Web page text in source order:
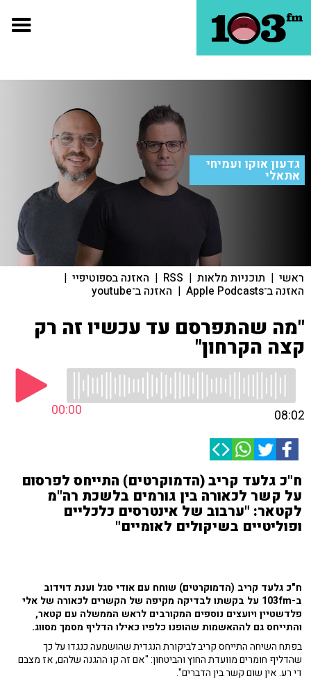
גדעון אוקו ועמיחי
אתאלי
ראשי | תוכניות מלאות |
RSS
| האזנה בספוטיפיי |
האזנה ב־Apple Podcasts | האזנה ב־youtube
"מה שהתפרסם עד עכשיו זה רק
קצה הקרחון"
00:00 08:02
ח"כ גלעד קריב (הדמוקרטים) התייחס לפרסום
על קשר לכאורה בין גורמים בלשכת רה"מ
לקטאר: "ערבוב של אינטרסים כלכליים
ופוליטיים בשיקולים לאומיים"
ח"כ גלעד קריב (הדמוקרטים) שוחח עם אודי סגל וענת דוידוב
ב-103fm על בקשתו לבדיקה מקיפה של הקשרים לכאורה של אלי
פלדשטיין ויועצים נוספים המקורבים לראש הממשלה עם קטאר,
והתייחס גם לההאשמות שהופנו כלפיו כאילו הדליף מסמך מסווג.
בפתח השיחה התייחס קריב לביקורת הנגדית שהושמעה כנגדו על כך
שהדליף חומרים מוועדת החוץ והביטחון: "אם זה קו ההגנה שלהם, אז מצבם
די רע. אין שום קשר בין הדברים".